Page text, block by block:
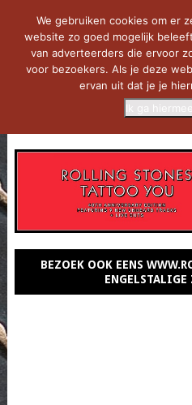
BEZOEK OOK EENS
ENGELSTALIGE
We gebruiken cookies om er
website zo goed mogelijk
van adverteerders die ervoor
voor bezoekers. Als je deze
ervan uit dat je je
Ik ga